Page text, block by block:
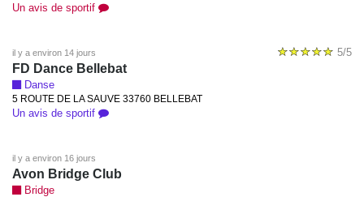
Un avis de sportif
il y a environ 14 jours 5/5
FD Dance Bellebat
Danse
5 ROUTE DE LA SAUVE 33760 BELLEBAT
Un avis de sportif
il y a environ 16 jours
Avon Bridge Club
Bridge